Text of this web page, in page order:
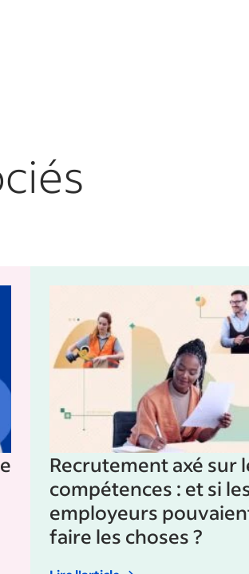
Recrutement axé sur
compétences : et si
employeurs
faire les choses ?